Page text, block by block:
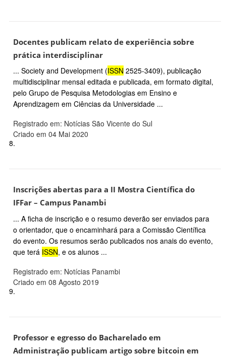
Docentes publicam relato de experiência sobre
prática interdisciplinar
... Society and Development (ISSN 2525-3409), publicação
multidisciplinar mensal editada e publicada, em formato digital,
pelo Grupo de Pesquisa Metodologias em Ensino e
Aprendizagem em Ciências da Universidade ...
Registrado em: Notícias São Vicente do Sul
Criado em 04 Mai 2020
8.
Inscrições abertas para a II Mostra Científica do
IFFar – Campus Panambi
... A ficha de inscrição e o resumo deverão ser enviados para
o orientador, que o encaminhará para a Comissão Científica
do evento. Os resumos serão publicados nos anais do evento,
que terá ISSN, e os alunos ...
Registrado em: Notícias Panambi
Criado em 08 Agosto 2019
9.
Professor e egresso do Bacharelado em
Administração publicam artigo sobre bitcoin em